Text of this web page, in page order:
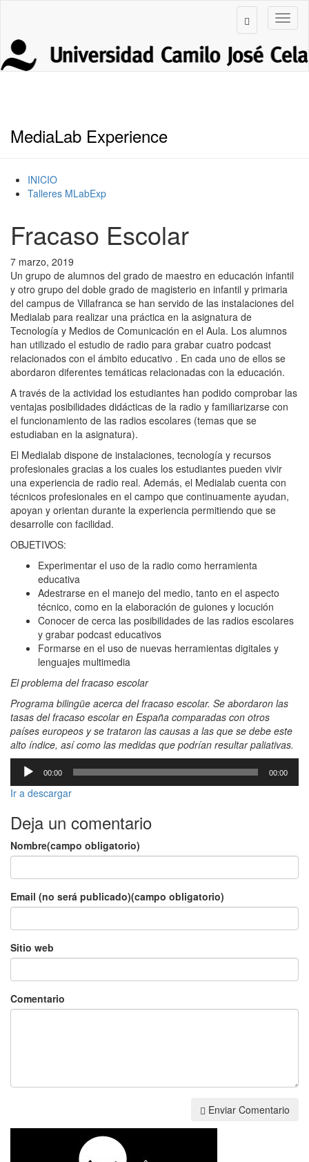
MediaLab Experience
INICIO
Talleres MLabExp
Fracaso Escolar
7 marzo, 2019
Un grupo de alumnos del grado de maestro en educación infantil
y otro grupo del doble grado de magisterio en infantil y primaria
del campus de Villafranca se han servido de las instalaciones del
Medialab para realizar una práctica en la asignatura de
Tecnología y Medios de Comunicación en el Aula. Los alumnos
han utilizado el estudio de radio para grabar cuatro podcast
relacionados con el ámbito educativo . En cada uno de ellos se
abordaron diferentes temáticas relacionadas con la educación.
A través de la actividad los estudiantes han podido comprobar las
ventajas posibilidades didácticas de la radio y familiarizarse con
el funcionamiento de las radios escolares (temas que se
estudiaban en la asignatura).
El Medialab dispone de instalaciones, tecnología y recursos
profesionales gracias a los cuales los estudiantes pueden vivir
una experiencia de radio real. Además, el Medialab cuenta con
técnicos profesionales en el campo que continuamente ayudan,
apoyan y orientan durante la experiencia permitiendo que se
desarrolle con facilidad.
OBJETIVOS:
Experimentar el uso de la radio como herramienta
educativa
Adestrarse en el manejo del medio, tanto en el aspecto
técnico, como en la elaboración de guiones y locución
Conocer de cerca las posibilidades de las radios escolares
y grabar podcast educativos
Formarse en el uso de nuevas herramientas digitales y
lenguajes multimedia
El problema del fracaso escolar
Programa bilingüe acerca del fracaso escolar. Se abordaron las
tasas del fracaso escolar en España comparadas con otros
países europeos y se trataron las causas a las que se debe este
alto índice, así como las medidas que podrían resultar paliativas.
Reproductor
audio
00:00 00:00
Ir a descargar
Deja un comentario
Nombre(campo obligatorio)
Email (no será publicado)(campo obligatorio)
Sitio web
Comentario
Enviar Comentario